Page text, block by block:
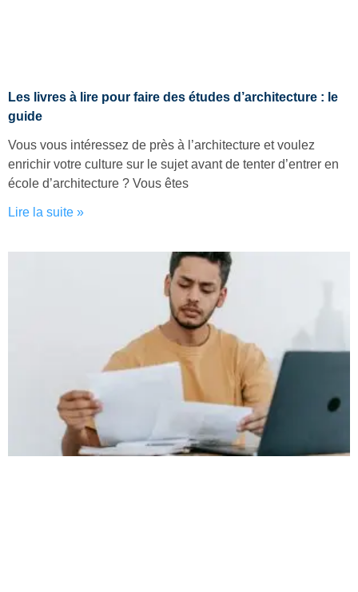
Les livres à lire pour faire des études d’architecture : le
guide
Vous vous intéressez de près à l’architecture et voulez
enrichir votre culture sur le sujet avant de tenter d’entrer en
école d’architecture ? Vous êtes
Lire la suite »